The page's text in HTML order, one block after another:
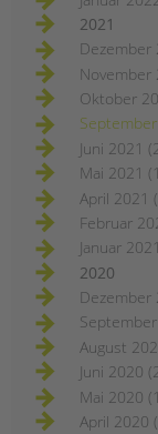
2021
Dezember
November
Oktober
Juni 2021
Mai 2021
April 2021
Februar
Januar
2020
Dezember
August
Juni 2020
Mai 2020
April 2020